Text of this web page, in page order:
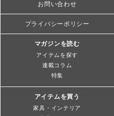
お問い合わせ
プライバシーポリシー
マガジンを読む
アイテムを探す
連載コラム
特集
アイテムを買う
家具・インテリア